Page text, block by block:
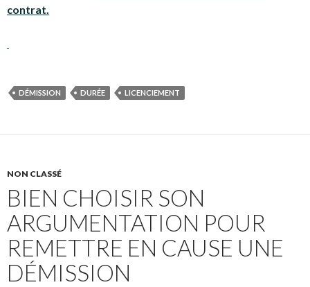
contrat.
DÉMISSION DURÉE LICENCIEMENT
NON CLASSÉ
BIEN CHOISIR SON
ARGUMENTATION POUR
REMETTRE EN CAUSE UNE
DÉMISSION